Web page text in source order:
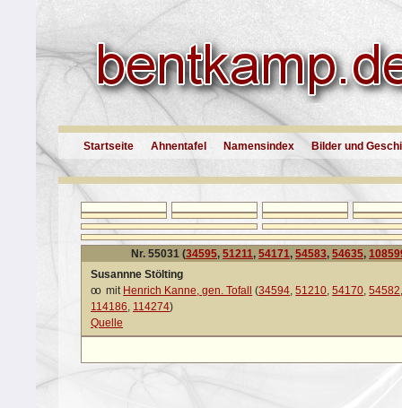
Startseite Ahnentafel Namensindex Bilder und
Nr. 55031 (34595, 51211, 54171, 54583, 54635,
Susannne Stölting
oo mit Henrich Kanne, gen. Tofall (34594,51210,54170,54582
114186, 114274)
Quelle